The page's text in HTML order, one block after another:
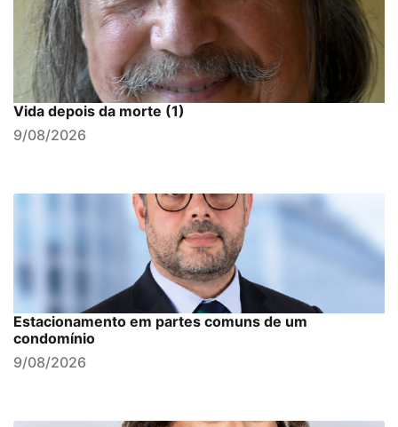
Vida depois da morte (1)
9/08/2026
Estacionamento em partes comuns de um
condomínio
9/08/2026